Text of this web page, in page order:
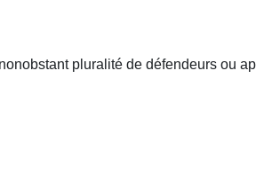
pluralité de défendeurs ou